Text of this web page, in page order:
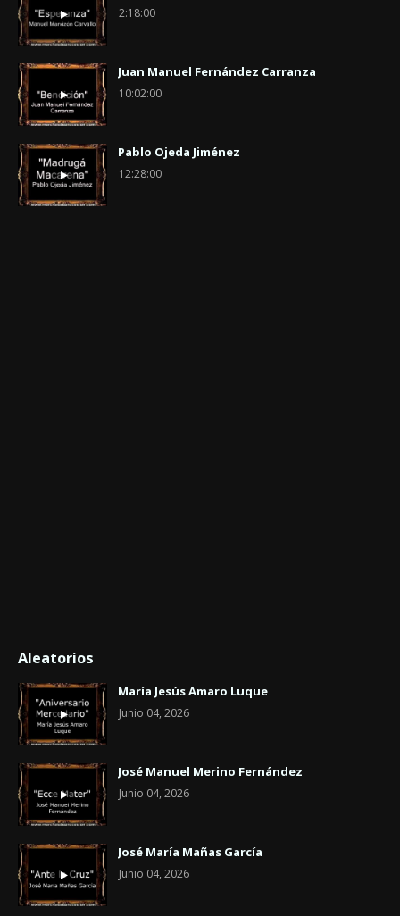
2:18:00
Juan Manuel Fernández Carranza
10:02:00
Pablo Ojeda Jiménez
12:28:00
Aleatorios
María Jesús Amaro Luque
Junio 04, 2026
José Manuel Merino Fernández
Junio 04, 2026
José María Mañas García
Junio 04, 2026